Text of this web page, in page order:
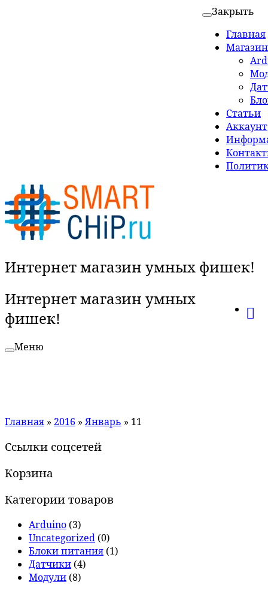
Закрыть
Главная
Магазин
Статьи
Аккаунт
Интернет магазин умных фишек!
Интернет магазин умных
фишек!
Меню
Главная » 2016 » Январь » 11
Ссылки соцсетей
Корзина
Категории товаров
Arduino (3)
Uncategorized (0)
Блоки питания (1)
Датчики (4)
Модули (8)